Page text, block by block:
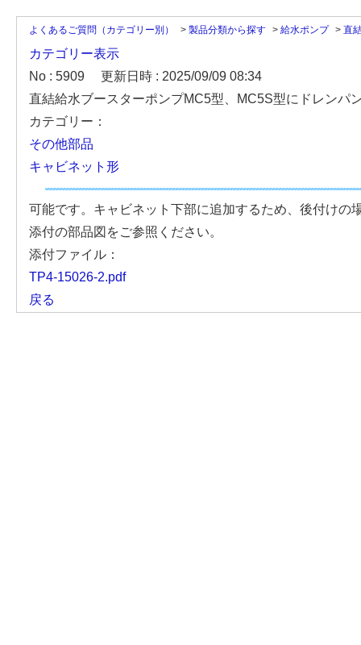
よくあるご質問（カテゴリー別） > 製品分類から探す > 給水ポンプ > 直
カテゴリー表示
No : 5909
更新日時 : 2025/09/09 08:34
直結給水ブースターポンプMC5型、MC5S型にドレンパ
カテゴリー：
その他部品
キャビネット形
可能です。キャビネット下部に追加するため、後付け
添付の部品図をご参照ください。
添付ファイル：
TP4-15026-2.pdf
戻る